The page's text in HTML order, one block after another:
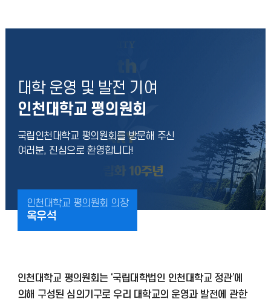
인천대학교 평의원회 의장
옥우석
대학 운영 및 발전 기여
인천대학교 평의원회
국립인천대학교 평의원회를 방문해 주신
여러분, 진심으로 환영합니다!
인천대학교 평의원회는 ‘국립대학법인 인천대학교 정관’에
의해 구성된 심의기구로 우리 대학교의 운영과 발전에 관한